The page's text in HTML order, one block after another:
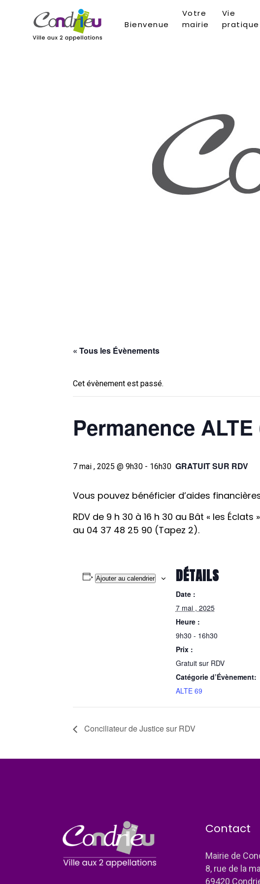
Bienvenue
Votre
mairie
Vie
pratique
« Tous les Évènements
Cet évènement est passé.
Permanence
7 mai , 2025 @ 9h30 - 16h30 GRATUIT SUR RDV
Vous pouvez bénéficier d’aides
RDV de 9 h 30 à 16 h 30 au Bât « les Éclats
au 04 37 48 25 90 (Tapez 2).
Ajouter au calendrier DÉTAILS
Date :
7 mai , 2025
Heure :
9h30 - 16h30
Prix :
Gratuit sur RDV
Catégorie d’Évènement:
ALTE 69
Conciliateur de Justice sur RDV
Contact
Mairie de
8, rue de la
69420